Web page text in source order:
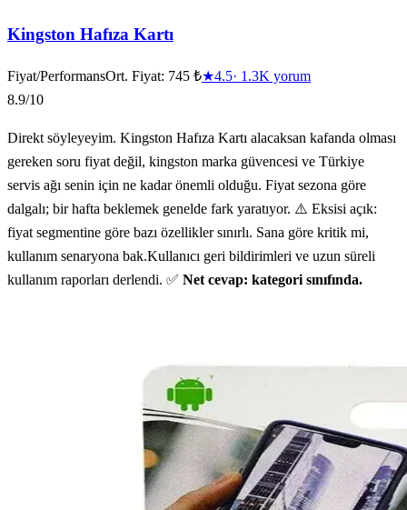
Kingston Hafıza Kartı
Fiyat/PerformansOrt. Fiyat: 745 ₺★4.5· 1.3K yorum
8.9/10
Direkt söyleyeyim. Kingston Hafıza Kartı alacaksan kafanda olması
gereken soru fiyat değil, kingston marka güvencesi ve Türkiye
servis ağı senin için ne kadar önemli olduğu. Fiyat sezona göre
dalgalı; bir hafta beklemek genelde fark yaratıyor. ⚠️ Eksisi açık:
fiyat segmentine göre bazı özellikler sınırlı. Sana göre kritik mi,
kullanım senaryona bak.Kullanıcı geri bildirimleri ve uzun süreli
kullanım raporları derlendi. ✅ Net cevap: kategori sınıfında.